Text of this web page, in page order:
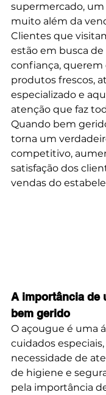
supermercado,
muito além da
Clientes que
estão em busca
confiança,
produtos frescos,
especializado e
atenção que faz
Quando bem
torna um
competitivo,
satisfação dos
vendas do
A importância de
bem gerido
O açougue é uma
cuidados
necessidade de
de higiene e
pela importância